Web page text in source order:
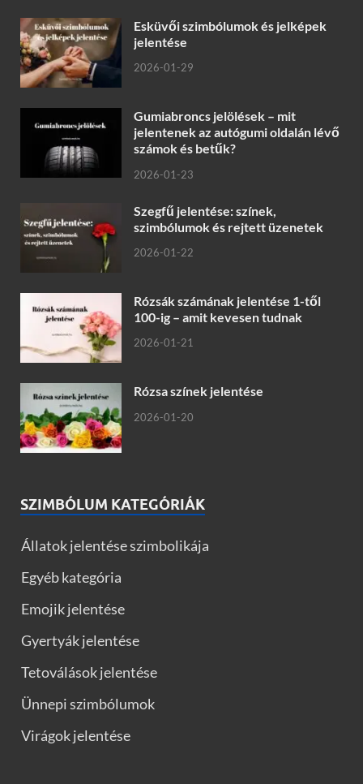
Esküvői szimbólumok és jelképek
jelentése
2026-01-29
Gumiabroncs jelölések – mit
jelentenek az autógumi oldalán lévő
számok és betűk?
2026-01-23
Szegfű jelentése: színek,
szimbólumok és rejtett üzenetek
2026-01-22
Rózsák számának jelentése 1-től
100-ig – amit kevesen tudnak
2026-01-21
Rózsa színek jelentése
2026-01-20
SZIMBÓLUM KATEGÓRIÁK
Állatok jelentése szimbolikája
Egyéb kategória
Emojik jelentése
Gyertyák jelentése
Tetoválások jelentése
Ünnepi szimbólumok
Virágok jelentése